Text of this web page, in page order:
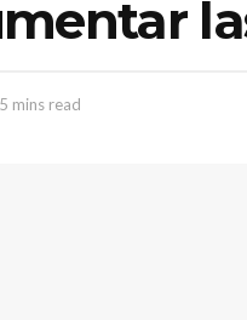
mins read